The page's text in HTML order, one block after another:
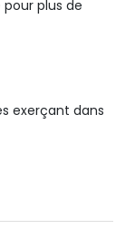
plus de
exerçant dans